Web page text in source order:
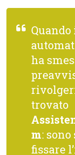
ha
trovato
m:
fissare